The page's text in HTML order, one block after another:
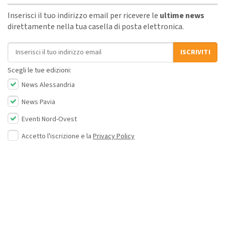
Inserisci il tuo indirizzo email per ricevere le ultime news
direttamente nella tua casella di posta elettronica.
Indirizzo email
ISCRIVITI
Scegli le tue edizioni:
News Alessandria
News Pavia
Eventi Nord-Ovest
Accetto l'iscrizione e la Privacy Policy